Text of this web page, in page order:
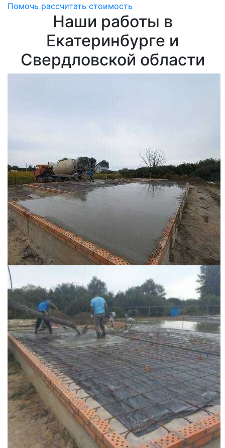
Помочь рассчитать стоимость
Наши работы в
Екатеринбурге и
Свердловской области